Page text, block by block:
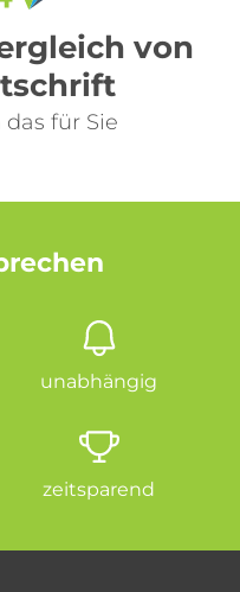
von
für Sie
unabhängig
zeitsparend